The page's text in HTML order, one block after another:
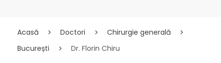
Acasă Doctori
Chirurgie generală
București
Dr. Florin Chiru